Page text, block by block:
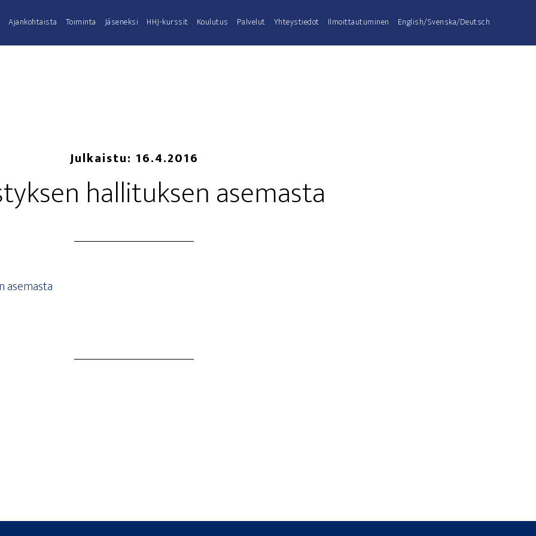
Ajan­koh­tais­ta Toi­min­ta Jäse­nek­si HHJ-kurs­­sit Kou­lu­tus Pal­ve­lut Yhteys­tie­dot Ilmoit­tau­tu­mi­nen English/Svenska/Deutsch
Julkaistu: 16.4.2016
hal­li­tuk­sen asemasta
asemasta